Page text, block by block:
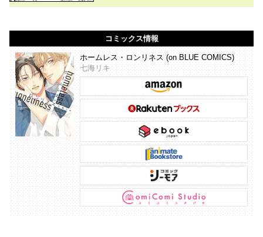
コミックス情報
ホームレス・ロンリネス (on BLUE COMICS)
七海リキ